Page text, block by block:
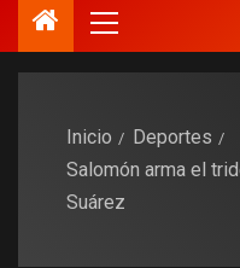
Inicio
Deportes
Salomón arma el
Suárez